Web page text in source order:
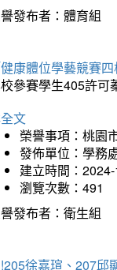
發布者：體育組
康體位學藝競賽
參賽學生405許可
文
榮譽事項：桃園
發佈單位：學務
建立時間：
瀏覽次數：491
發布者：衛生組
徐嘉瑄、207邱